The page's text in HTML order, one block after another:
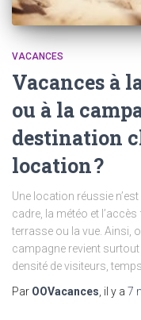
VACANCES
Vacances à
ou à la
destination
location ?
Une location réussie n’est
cadre, la météo et
terrasse ou la vue. Ainsi,
campagne revient
densité de visiteurs,
Par OOVacances , il y a 7